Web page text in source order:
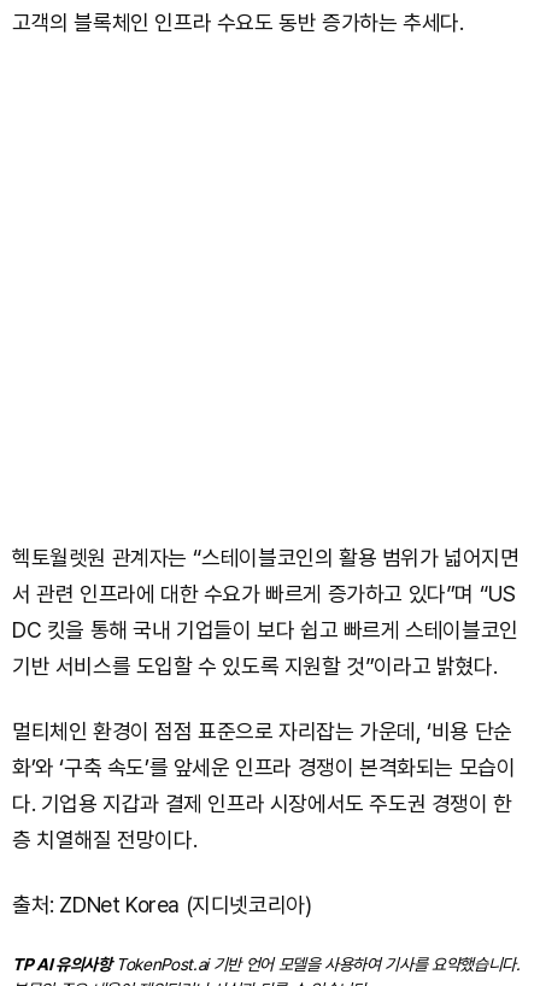
고객의 블록체인 인프라 수요도 동반 증가하는 추세다.
헥토월렛원 관계자는 “스테이블코인의 활용 범위가 넓어지면
서 관련 인프라에 대한 수요가 빠르게 증가하고 있다”며 “US
DC 킷을 통해 국내 기업들이 보다 쉽고 빠르게 스테이블코인
기반 서비스를 도입할 수 있도록 지원할 것”이라고 밝혔다.
멀티체인 환경이 점점 표준으로 자리잡는 가운데, ‘비용 단순
화’와 ‘구축 속도’를 앞세운 인프라 경쟁이 본격화되는 모습이
다. 기업용 지갑과 결제 인프라 시장에서도 주도권 경쟁이 한
층 치열해질 전망이다.
출처: ZDNet Korea (지디넷코리아)
TP AI 유의사항TokenPost.ai 기반 언어 모델을 사용하여 기사를 요약했습니다.